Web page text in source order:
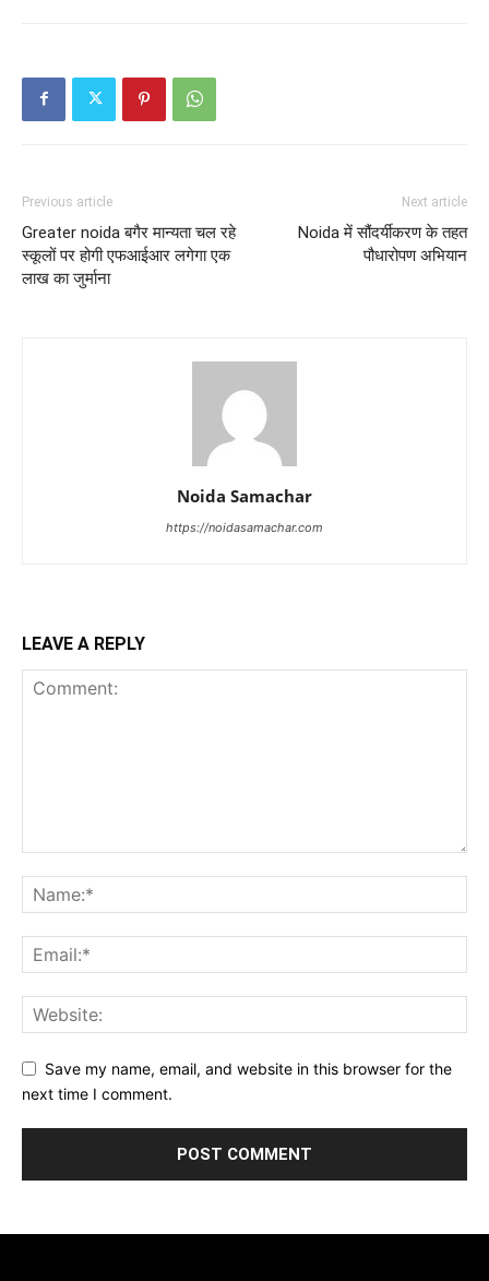
Previous article
Greater noida बगैर मान्यता चल रहे
स्कूलों पर होगी एफआईआर लगेगा एक
लाख का जुर्माना
Next article
Noida में सौंदर्यीकरण के तहत
पौधारोपण अभियान
Noida Samachar
https://noidasamachar.com
LEAVE A REPLY
Save my name, email, and website in this browser for the
next time I comment.